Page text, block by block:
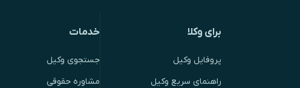
برای وکلا
پروفایل وکیل
راهنمای سریع وکیل
خدمات
جستجوی وکیل
مشاوره حقوقی